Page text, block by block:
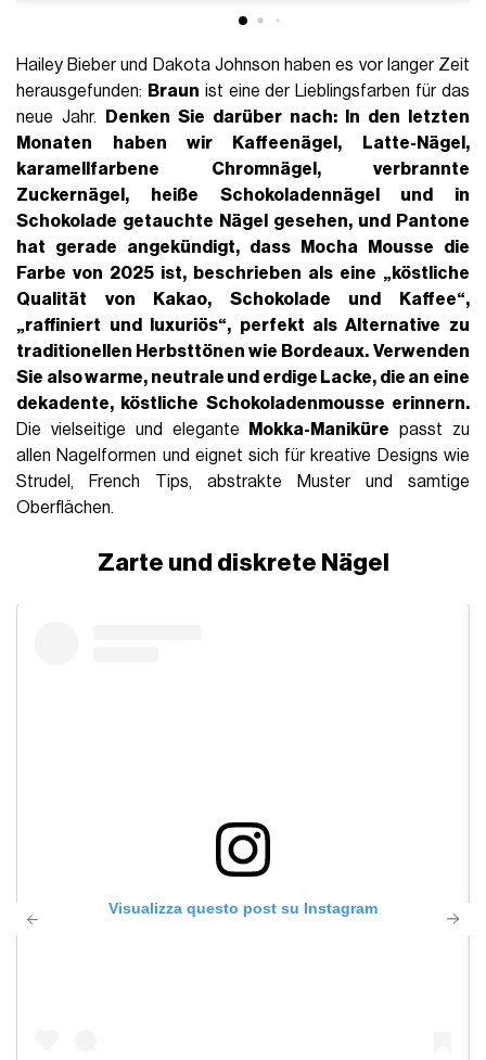
Hailey Bieber und Dakota Johnson haben es vor langer Zeit
herausgefunden: Braun ist eine der Lieblingsfarben für das
neue Jahr.
Denken Sie darüber nach: In den letzten
Monaten haben wir
Kaffeenägel , Latte-Nägel ,
karamellfarbene Chromnägel , verbrannte
Zuckernägel , heiße Schokoladennägel
und in
Schokolade getauchte Nägel
gesehen, und Pantone
hat gerade angekündigt, dass
Mocha Mousse die
Farbe von 2025 ist, beschrieben als eine „köstliche
Qualität von Kakao, Schokolade und Kaffee“,
„raffiniert und luxuriös“, perfekt als Alternative zu
traditionellen Herbsttönen wie Bordeaux. Verwenden
Sie also warme, neutrale und erdige Lacke, die an eine
dekadente, köstliche Schokoladenmousse erinnern.
Die vielseitige und elegante
Mokka-Maniküre passt zu
allen Nagelformen und eignet sich für kreative Designs wie
Strudel, French Tips, abstrakte Muster und samtige
Oberflächen.
Zarte und diskrete Nägel
Visualizza questo post su Instagram